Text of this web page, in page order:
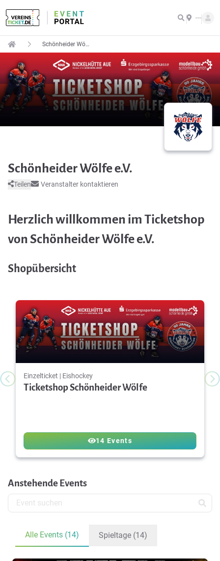
---
Schönheider Wölfe e.V.
Schönheider Wölfe e.V.
Teilen Veranstalter kontaktieren
Herzlich willkommen im Ticketshop
von Schönheider Wölfe e.V.
Shopübersicht
Einzelticket | Eishockey
Ticketshop Schönheider Wölfe
14 Events
Anstehende Events
Alle Events (14) Spieltage (14)